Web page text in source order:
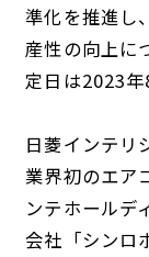
準化を推進し
産性の向上に
定日は2023年
日菱インテリ
業界初のエア
ンテホールデ
会社「シンロ